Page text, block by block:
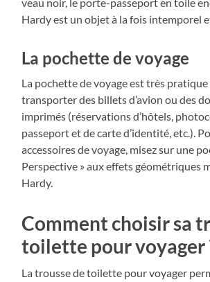
Hardy est un objet à la fois intemporel
La pochette de voyage
La pochette de voyage est très
transporter des billets d’avion ou des
imprimés (réservations d’hôtels,
passeport et de carte d’identité, etc.).
accessoires de voyage, misez sur une
Perspective » aux effets géométriques
Hardy.
Comment choisir sa
toilette pour voyager
La trousse de toilette pour voyager